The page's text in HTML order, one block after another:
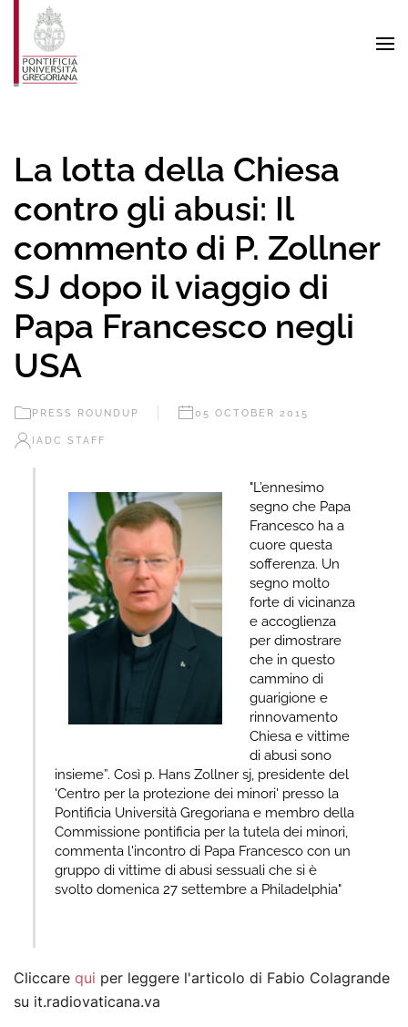
Skip to main content
La lotta della Chiesa
contro gli abusi: Il
commento di P. Zollner
SJ dopo il viaggio di
Papa Francesco negli
USA
PRESS ROUNDUP 05 OCTOBER 2015
IADC STAFF
"L’ennesimo
segno che Papa
Francesco ha a
cuore questa
sofferenza. Un
segno molto
forte di vicinanza
e accoglienza
per dimostrare
che in questo
cammino di
guarigione e
rinnovamento
Chiesa e vittime
di abusi sono
insieme”. Così p. Hans Zollner sj, presidente del
'Centro per la protezione dei minori' presso la
Pontificia Università Gregoriana e membro della
Commissione pontificia per la tutela dei minori,
commenta l'incontro di Papa Francesco con un
gruppo di vittime di abusi sessuali che si è
svolto domenica 27 settembre a Philadelphia"
Cliccare qui per leggere l'articolo di Fabio Colagrande
su it.radiovaticana.va